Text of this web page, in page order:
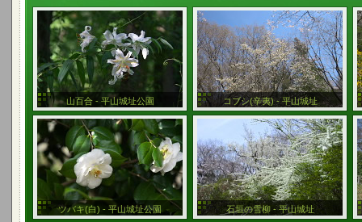
山百合 - 平山城址公園 コブシ(辛夷) - 平山城址
ツバキ(白) - 平山城址公園 石垣の雪柳 - 平山城址